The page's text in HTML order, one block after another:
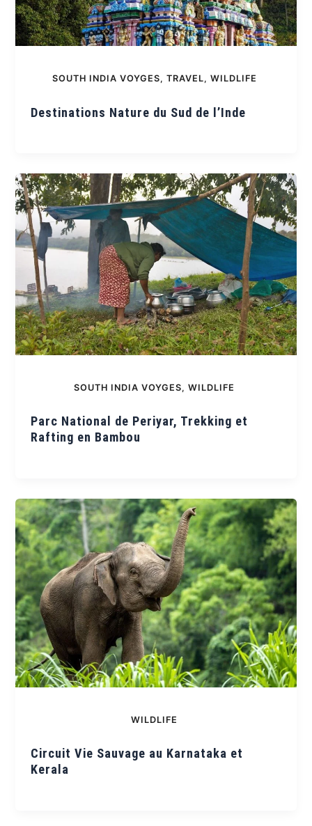
SOUTH INDIA VOYGES, TRAVEL, WILDLIFE
Destinations Nature du Sud de l’Inde
SOUTH INDIA VOYGES, WILDLIFE
Parc National de Periyar, Trekking et
Rafting en Bambou
WILDLIFE
Circuit Vie Sauvage au Karnataka et
Kerala